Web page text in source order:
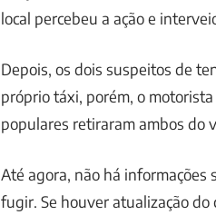
local percebeu a ação e
Depois, os dois suspeitos de
próprio táxi, porém, o
populares retiraram ambos do
Até agora, não há informações
fugir. Se houver atualização do